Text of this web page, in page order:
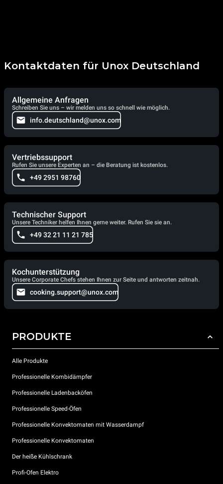
Kontaktdaten für Unox Deutschland
Allgemeine Anfragen
Schreiben Sie uns – wir melden uns so schnell wie möglich.
info.deutschland@unox.com
Vertriebssupport
Rufen Sie unsere Experten an – die Beratung ist kostenlos.
+49 2951 98760
Technischer Support
Unsere Techniker helfen Ihnen gerne weiter. Rufen Sie sie an.
+49 32 21 11 21 785
Kochunterstützung
Unsere Corporate Chefs stehen Ihnen zur Seite und antworten zeitnah.
cooking.support@unox.com
PRODUKTE
Alle Produkte
Professionelle Kombidämpfer
Professionelle Ladenbacköfen
Professionelle Speed-Öfen
Professionelle Konvektomaten mit Wasserdampf
Professionelle Konvektomaten
Der heiße Kühlschrank
Profi-Ofen Elektro